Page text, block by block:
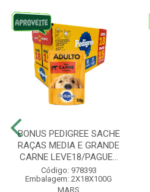
BONUS PEDIGREE SACHE
RAÇAS MEDIA E GRANDE
CARNE LEVE18/PAGUE...
Código: 978393
Embalagem: 2X18X100G
MARS